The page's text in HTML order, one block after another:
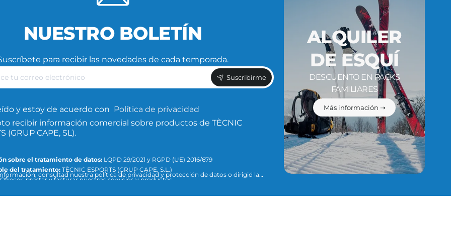
NUESTRO BOLETÍN
para recibir las novedades de cada temporada.
Suscribirme
y estoy de acuerdo con Política de privacidad
recibir información comercial sobre productos de TÈCNIC
(GRUP CAPE, SL).
sobre el tratamiento de datos: LQPD 29/2021 y RGPD (UE) 2016/679
del tratamiento:
TÈCNIC ESPORTS (GRUP CAPE, S.L.)
Ofrecer, prestar y facturar nuestros servicios y productos.
consultad nuestra política de privacidad y protección de datos o dirigid la
ALQUILER
DE ESQUÍ
DESCUENTO EN PACKS
FAMILIARES
Más información ➝